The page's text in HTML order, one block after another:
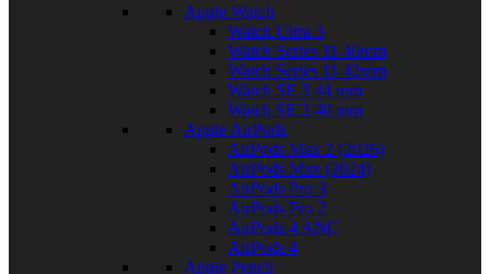
Apple Watch
Watch Ultra 3
Watch Series 11 46mm
Watch Series 11 42mm
Watch SE 3 44 mm
Watch SE 3 40 mm
Apple AirPods
AirPods Max 2 (2026)
AirPods Max (2024)
AirPods Pro 3
AirPods Pro 2
AirPods 4 ANC
AirPods 4
Apple Pencil